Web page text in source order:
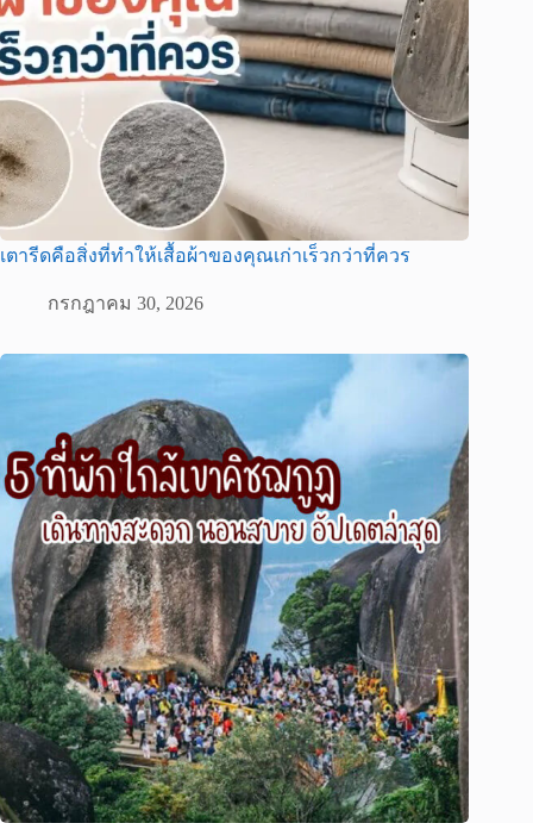
เตารีดคือสิ่งที่ทำให้เสื้อผ้าของคุณเก่าเร็วกว่าที่ควร
กรกฎาคม 30, 2026